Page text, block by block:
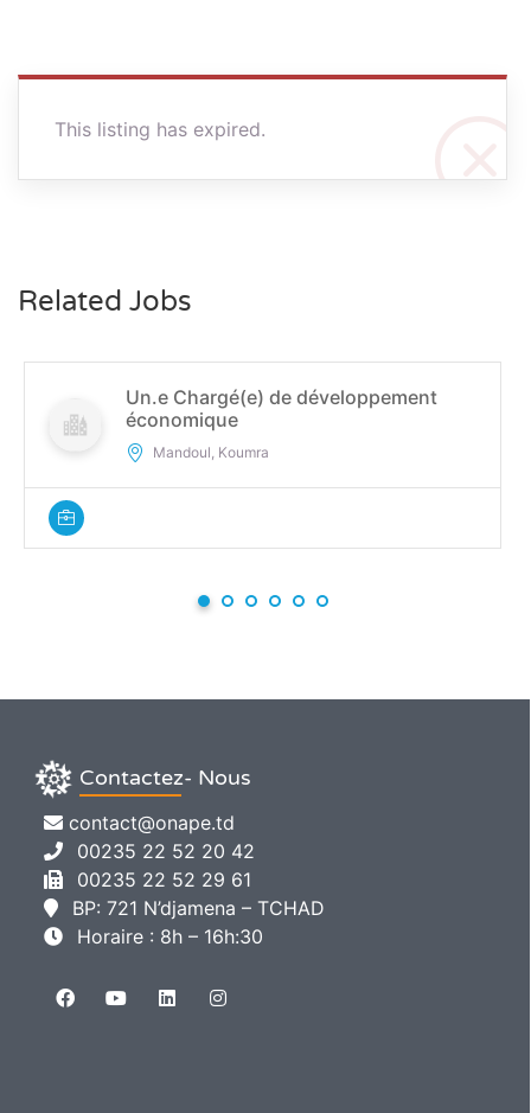
This listing has expired.
Related Jobs
Un.e Chargé(e) de développement
économique
Mandoul, Koumra
Contactez- Nous
contact@onape.td
00235 22 52 20 42
00235 22 52 29 61
BP: 721 N’djamena – TCHAD
Horaire : 8h – 16h:30